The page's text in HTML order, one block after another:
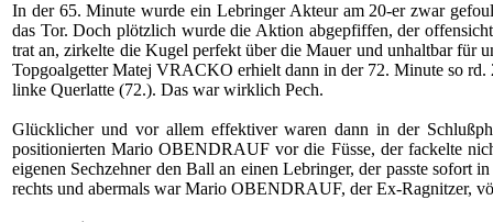
In der 65. Minute wurde ein Lebringer Akteur am 20-er zwar
das Tor. Doch plötzlich wurde die Aktion abgepfiffen, der
trat an, zirkelte die Kugel perfekt über die Mauer und unhaltbar für
Topgoalgetter Matej VRACKO erhielt dann in der 72. Minute so rd.
linke Querlatte (72.). Das war wirklich Pech.
Glücklicher und vor allem effektiver waren dann in der
positionierten Mario OBENDRAUF vor die Füsse, der fackelte
eigenen Sechzehner den Ball an einen Lebringer, der passte
rechts und abermals war Mario OBENDRAUF, der Ex-Ragnitzer,